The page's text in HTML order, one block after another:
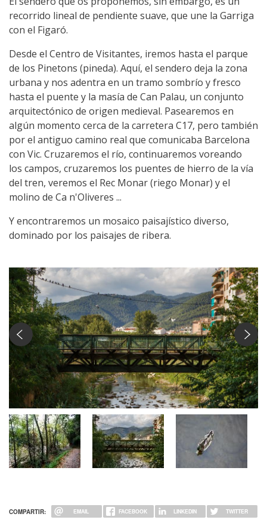
recorrido lineal de pendiente suave, que une la Garriga
con el Figaró.
Desde el Centro de Visitantes, iremos hasta el parque
de los Pinetons (pineda). Aquí, el sendero deja la zona
urbana y nos adentra en un tramo sombrío y fresco
hasta el puente y la masía de Can Palau, un conjunto
arquitectónico de origen medieval. Pasearemos en
algún momento cerca de la carretera C17, pero también
por el antiguo camino real que comunicaba Barcelona
con Vic. Cruzaremos el río, continuaremos voreando
los campos, cruzaremos los puentes de hierro de la vía
del tren, veremos el Rec Monar (riego Monar) y el
molino de Ca n'Oliveres ...
Y encontraremos un mosaico paisajístico diverso,
dominado por los paisajes de ribera.
COMPARTIR: EMAIL FACEBOOK LINKEDIN TWITTER